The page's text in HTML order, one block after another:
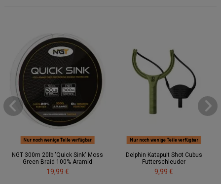
Nur noch wenige Teile verfügbar
NGT 300m 20lb 'Quick Sink' Moss
Green Braid 100% Aramid
19,99 €
Nur noch wenige Teile verfügbar
Delphin Katapult Shot Cubus
Futterschleuder
9,99 €